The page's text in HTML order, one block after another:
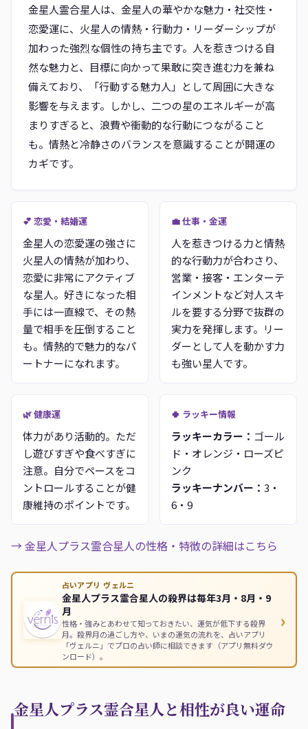
金星人霊合星人は、金星人の華やかな魅力・社交性・
恋愛運に、火星人の情熱・行動力・リーダーシップが
加わった強烈な個性の持ち主です。人を惹きつける自
然な魅力と、目標に向かって果敢に突き進む力を兼ね
備えており、「行動する魅力人」として周囲に大きな
影響を与えます。しかし、二つの星のエネルギーが高
まりすぎると、浪費や衝動的な行動につながること
も。情熱と冷静さのバランスを意識することが開運の
カギです。
💕 恋愛・結婚運
金星人の恋愛運の強さに
火星人の情熱が加わり、
恋愛に非常にアクティブ
な星人。好きになった相
手には一直線で、その熱
量で相手を圧倒すること
も。情熱的で魅力的なパ
ートナーになれます。
💼 仕事・金運
人を惹きつける力と情熱
的な行動力が合わさり、
営業・接客・エンターテ
インメントなど対人スキ
ルを要する分野で抜群の
実力を発揮します。リー
ダーとして人を動かす力
も強い星人です。
🌿 健康運
体力があり活動的。ただ
し遊びすぎや食べすぎに
注意。自分でペースをコ
ントロールすることが健
康維持のポイントです。
🍀 ラッキー情報
ラッキーカラー： ゴール
ド・オレンジ・ローズピ
ンク
ラッキーナンバー： 3・
6・9
→ 金星人プラス霊合星人の性格・特徴の詳細はこちら
占いアプリ ヴェルニ
金星人プラス霊合星人の殺界は毎年3月・8月・9
月
性格・強みとあわせて知っておきたい、運気が低下する殺界
月。殺界月の過ごし方や、いまの運気の流れを、占いアプリ
「ヴェルニ」でプロの占い師に相談できます（アプリ無料ダウ
ンロード）。
›
金星人プラス霊合星人と相性が良い運命